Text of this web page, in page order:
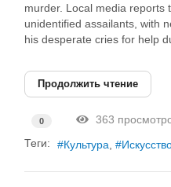
murder. Local media reports
unidentified assailants, with
his desperate cries for help
Продолжить чтение
0
363
Теги:
Культура